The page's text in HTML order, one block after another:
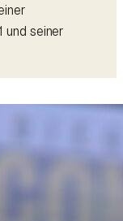
und seiner